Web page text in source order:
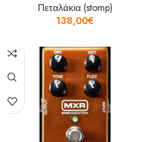
Πεταλάκια (stomp)
138,00€